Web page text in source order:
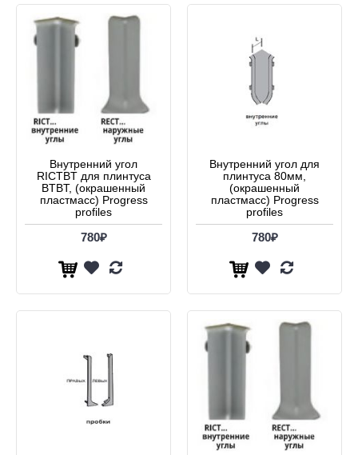
Внутренний угол
RICTBT для плинтуса
BTBT, (окрашенный
пластмасс) Progress
profiles
780₽
Внутренний угол для
плинтуса 80мм,
(окрашенный
пластмасс) Progress
profiles
780₽